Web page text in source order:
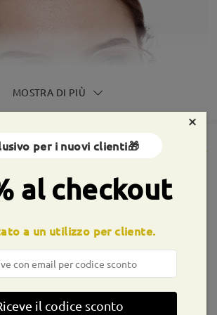
MOSTRA DI PIÙ
belli, leggeri e confortevoli,
cuoricino è stato molto
, 2026
×
per i nuovi clienti🎁
al checkout
a un utilizzo per cliente.
il codice sconto